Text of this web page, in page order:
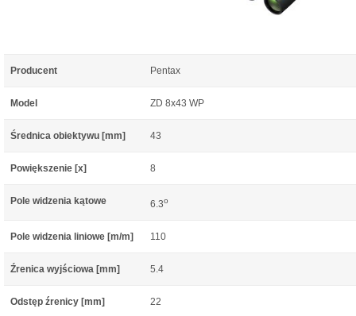
Producent Pentax
Model ZD 8x43 WP
Średnica obiektywu [mm] 43
Powiększenie [x] 8
Pole widzenia kątowe 6.3o
Pole widzenia liniowe [m/m] 110
Źrenica wyjściowa [mm] 5.4
Odstęp źrenicy [mm] 22